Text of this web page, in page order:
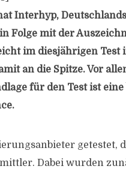
Interhyp,
Folge mit der
im diesjährigen Test
an die Spitze. Vor
für den Test ist
getestet,
Dabei wurden